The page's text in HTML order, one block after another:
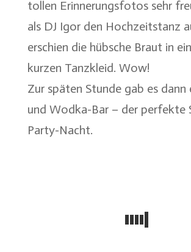
tollen Erinnerungsfotos sehr
als DJ Igor den Hochzeitstanz
erschien die hübsche Braut in
kurzen Tanzkleid. Wow!
Zur späten Stunde gab es dann
und Wodka-Bar – der perfekte
Party-Nacht.